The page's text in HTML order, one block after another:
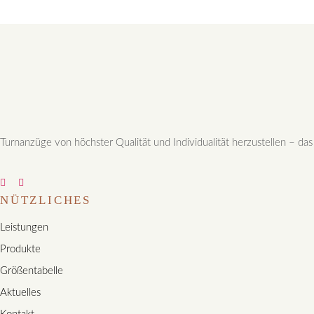
Turnanzüge von höchster Qualität und Individualität herzustellen –
NÜTZLICHES
Leistungen
Produkte
Größentabelle
Aktuelles